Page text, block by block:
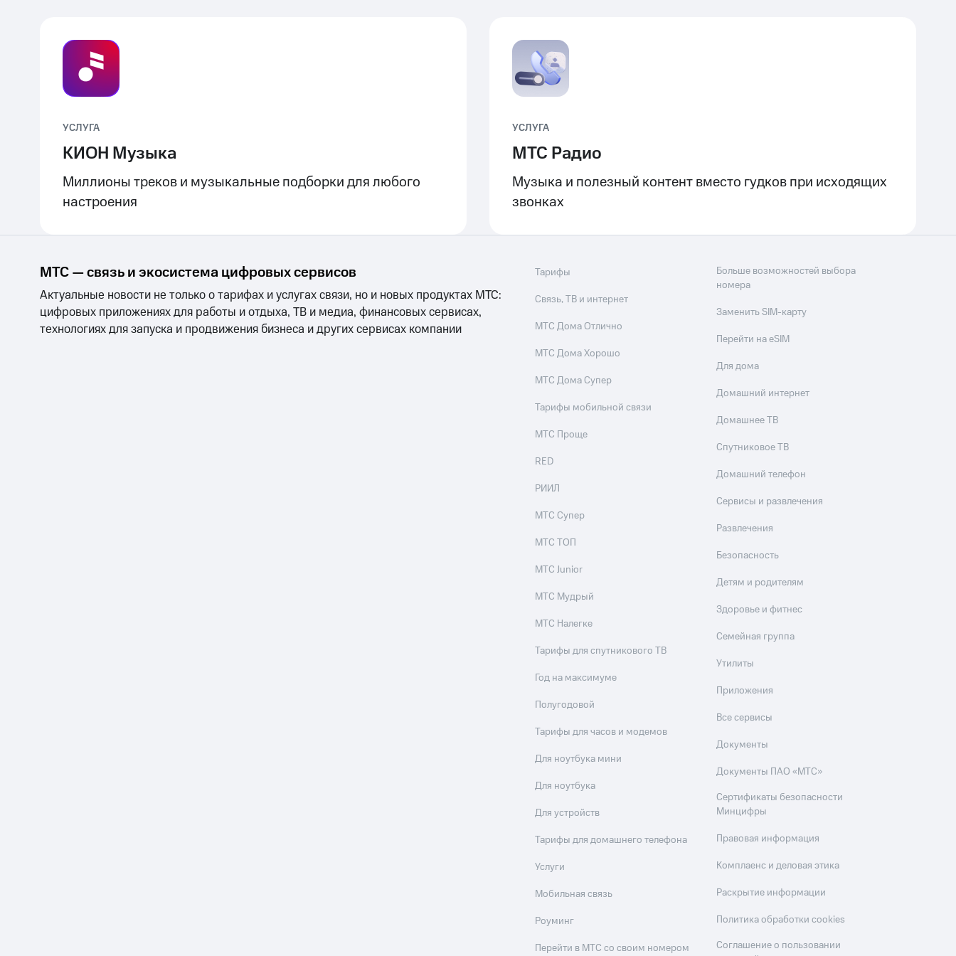
УСЛУГА
КИОН Музыка
Миллионы треков и музыкальные подборки для любого
настроения
УСЛУГА
МТС Радио
Музыка и полезный контент вместо гудков при исходящих
звонках
МТС — связь и экосистема цифровых сервисов
Актуальные новости не только о тарифах и услугах связи, но и новых продуктах МТС:
цифровых приложениях для работы и отдыха, ТВ и медиа, финансовых сервисах,
технологиях для запуска и продвижения бизнеса и других сервисах компании
Тарифы
Связь, ТВ и интернет
МТС Дома Отлично
МТС Дома Хорошо
МТС Дома Супер
Тарифы мобильной связи
МТС Проще
RED
РИИЛ
МТС Супер
МТС ТОП
МТС Junior
МТС Мудрый
МТС Налегке
Тарифы для спутникового ТВ
Год на максимуме
Полугодовой
Тарифы для часов и модемов
Для ноутбука мини
Для ноутбука
Для устройств
Тарифы для домашнего телефона
Услуги
Мобильная связь
Роуминг
Перейти в МТС со своим номером
Больше возможностей выбора
номера
Заменить SIM-карту
Перейти на eSIM
Для дома
Домашний интернет
Домашнее ТВ
Спутниковое ТВ
Домашний телефон
Сервисы и развлечения
Развлечения
Безопасность
Детям и родителям
Здоровье и фитнес
Семейная группа
Утилиты
Приложения
Все сервисы
Документы
Документы ПАО «МТС»
Сертификаты безопасности
Минцифры
Правовая информация
Комплаенс и деловая этика
Раскрытие информации
Политика обработки cookies
Соглашение о пользовании